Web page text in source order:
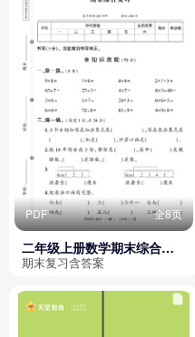
PDF 全8页
二年级上册数学期末综合复
习卷（含答案）
期末复习含答案